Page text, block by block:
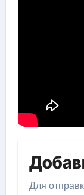
Для